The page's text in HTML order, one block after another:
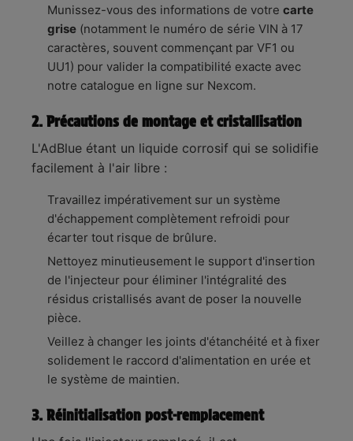
Munissez-vous des informations de votre carte
grise (notamment le numéro de série VIN à 17
caractères, souvent commençant par VF1 ou
UU1) pour valider la compatibilité exacte avec
notre catalogue en ligne sur Nexcom.
2. Précautions de montage et cristallisation
L'AdBlue étant un liquide corrosif qui se solidifie
facilement à l'air libre :
Travaillez impérativement sur un système
d'échappement complètement refroidi pour
écarter tout risque de brûlure.
Nettoyez minutieusement le support d'insertion
de l'injecteur pour éliminer l'intégralité des
résidus cristallisés avant de poser la nouvelle
pièce.
Veillez à changer les joints d'étanchéité et à fixer
solidement le raccord d'alimentation en urée et
le système de maintien.
3. Réinitialisation post-remplacement